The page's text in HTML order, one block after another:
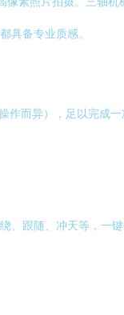
具备专业质感。
而异），足以完成
跟随、冲天等，一